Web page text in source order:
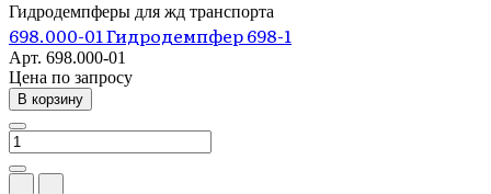
Гидродемпферы для жд транспорта
698.000-01 Гидродемпфер 698-1
Арт. 698.000-01
Цена по запросу
В корзину